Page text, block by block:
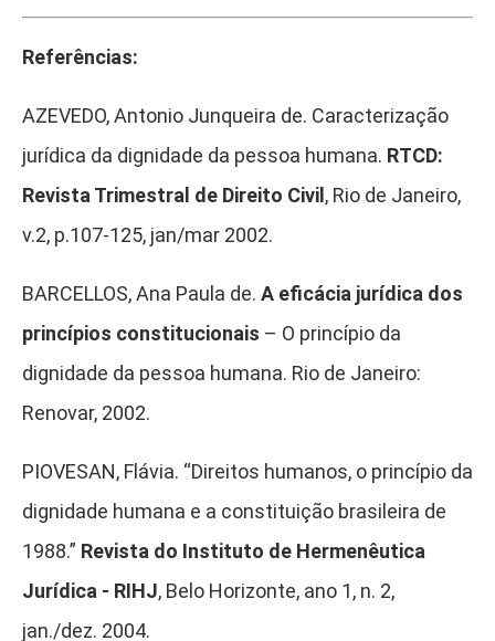
Referências:
AZEVEDO, Antonio Junqueira de. Caracterização
jurídica da dignidade da pessoa humana. RTCD:
Revista Trimestral de Direito Civil , Rio de Janeiro,
v.2, p.107-125, jan/mar 2002.
BARCELLOS, Ana Paula de. A eficácia jurídica dos
princípios constitucionais – O princípio da
dignidade da pessoa humana. Rio de Janeiro:
Renovar, 2002.
PIOVESAN, Flávia. “Direitos humanos, o princípio da
dignidade humana e a constituição brasileira de
1988.” Revista do Instituto de Hermenêutica
Jurídica ‐ RIHJ, Belo Horizonte, ano 1, n. 2,
jan./dez. 2004.